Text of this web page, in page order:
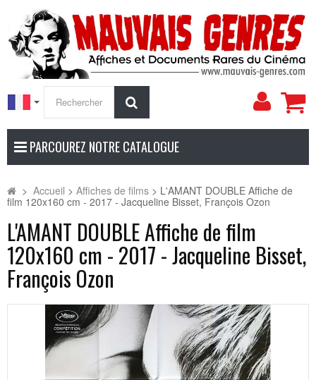
Mon
PARCOUREZ NOTRE CATALOGUE
> Accueil > Affiches de films > L'AMANT DOUBLE Affiche de
film 120x160 cm - 2017 - Jacqueline Bisset, François Ozon
L'AMANT DOUBLE Affiche de film
120x160 cm - 2017 - Jacqueline Bisset,
François Ozon